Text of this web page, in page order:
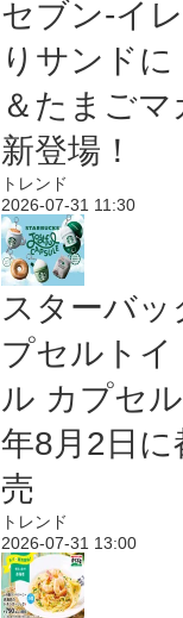
セブン‐イ
りサンド
＆たまご
新登場！
トレンド
2026-07-31 11:30
スターバッ
プセルトイ
ル カプセ
年8月2日に
売
トレンド
2026-07-31 13:00